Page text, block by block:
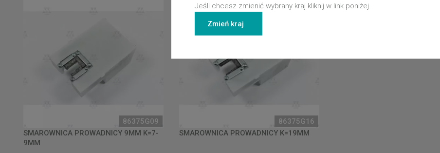
86375G09
SMAROWNICA PROWADNICY 9MM K=7-
9MM
86375G16
SMAROWNICA PROWADNICY K=19MM
Jeśli chcesz zmienić wybrany kraj kliknij w link poniżej.
Zmień kraj